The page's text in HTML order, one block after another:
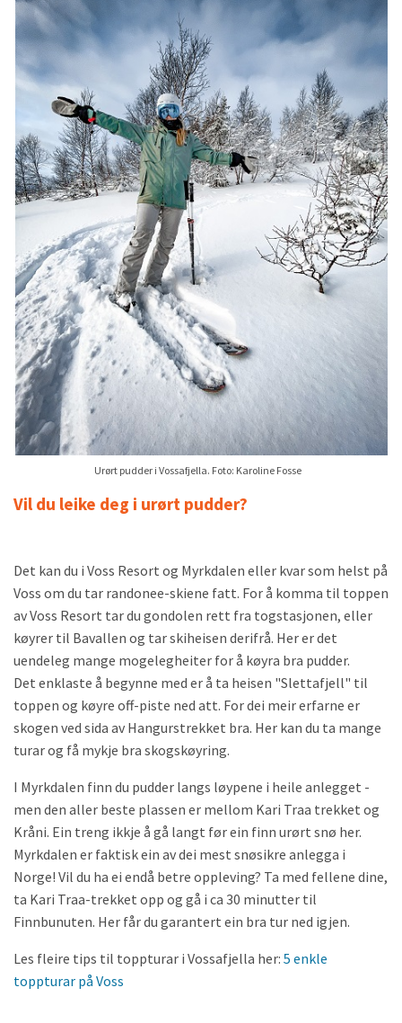
Urørt pudder i Vossafjella. Foto: Karoline Fosse
Vil du leike deg i urørt pudder?
Det kan du i Voss Resort og Myrkdalen eller kvar som helst på
Voss om du tar randonee-skiene fatt. For å komma til toppen
av Voss Resort tar du gondolen rett fra togstasjonen, eller
køyrer til Bavallen og tar skiheisen derifrå. Her er det
uendeleg mange mogelegheiter for å køyra bra pudder.
Det enklaste å begynne med er å ta heisen "Slettafjell" til
toppen og køyre off-piste ned att. For dei meir erfarne er
skogen ved sida av Hangurstrekket bra. Her kan du ta mange
turar og få mykje bra skogskøyring.
I Myrkdalen finn du pudder langs løypene i heile anlegget -
men den aller beste plassen er mellom Kari Traa trekket og
Kråni. Ein treng ikkje å gå langt før ein finn urørt snø her.
Myrkdalen er faktisk ein av dei mest snøsikre anlegga i
Norge! Vil du ha ei endå betre oppleving? Ta med fellene dine,
ta Kari Traa-trekket opp og gå i ca 30 minutter til
Finnbunuten. Her får du garantert ein bra tur ned igjen.
Les fleire tips til toppturar i Vossafjella her: 5 enkle
toppturar på Voss